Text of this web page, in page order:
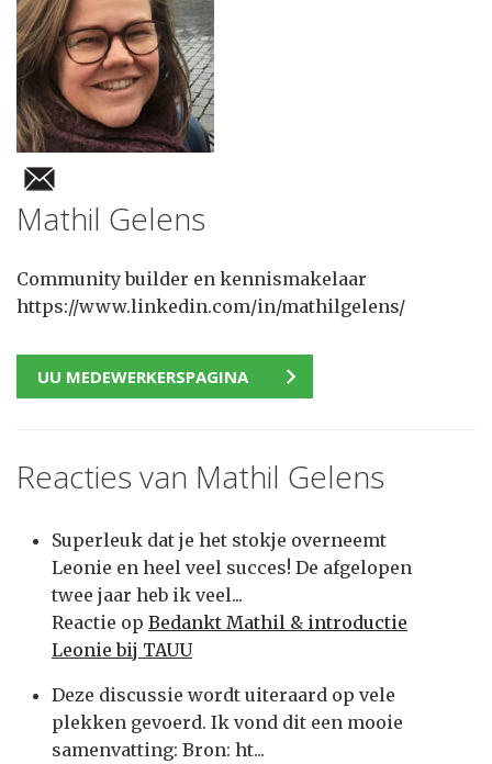
Mathil Gelens
Community builder en kennismakelaar
https://www.linkedin.com/in/mathilgelens/
UU MEDEWERKERSPAGINA
Reacties van Mathil Gelens
Superleuk dat je het stokje overneemt
Leonie en heel veel succes! De afgelopen
twee jaar heb ik veel...
Reactie op Bedankt Mathil & introductie
Leonie bij TAUU
Deze discussie wordt uiteraard op vele
plekken gevoerd. Ik vond dit een mooie
samenvatting: Bron: ht...